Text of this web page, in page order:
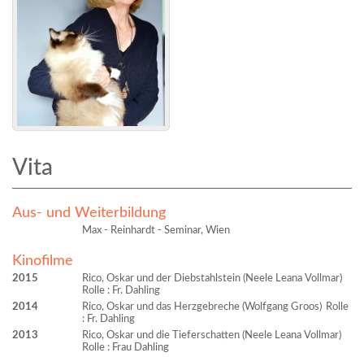
Vita
Aus- und Weiterbildung
Max - Reinhardt - Seminar, Wien
Kinofilme
2015
Rico, Oskar und der Diebstahlstein (Neele Leana Vollmar)
Rolle : Fr. Dahling
2014
Rico, Oskar und das Herzgebreche (Wolfgang Groos) Rolle
: Fr. Dahling
2013
Rico, Oskar und die Tieferschatten (Neele Leana Vollmar)
Rolle : Frau Dahling